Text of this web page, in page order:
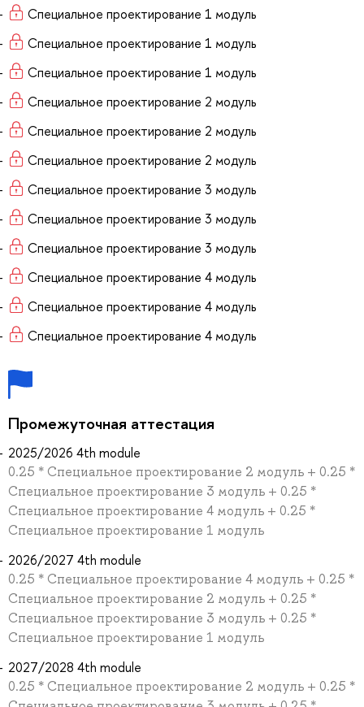
Специальное проектирование 1 модуль
Специальное проектирование 1 модуль
Специальное проектирование 1 модуль
Специальное проектирование 2 модуль
Специальное проектирование 2 модуль
Специальное проектирование 2 модуль
Специальное проектирование 3 модуль
Специальное проектирование 3 модуль
Специальное проектирование 3 модуль
Специальное проектирование 4 модуль
Специальное проектирование 4 модуль
Специальное проектирование 4 модуль
Промежуточная аттестация
2025/2026 4th module
0.25 * Специальное проектирование 2 модуль + 0.25 *
Специальное проектирование 3 модуль + 0.25 *
Специальное проектирование 4 модуль + 0.25 *
Специальное проектирование 1 модуль
2026/2027 4th module
0.25 * Специальное проектирование 4 модуль + 0.25 *
Специальное проектирование 2 модуль + 0.25 *
Специальное проектирование 3 модуль + 0.25 *
Специальное проектирование 1 модуль
2027/2028 4th module
0.25 * Специальное проектирование 2 модуль + 0.25 *